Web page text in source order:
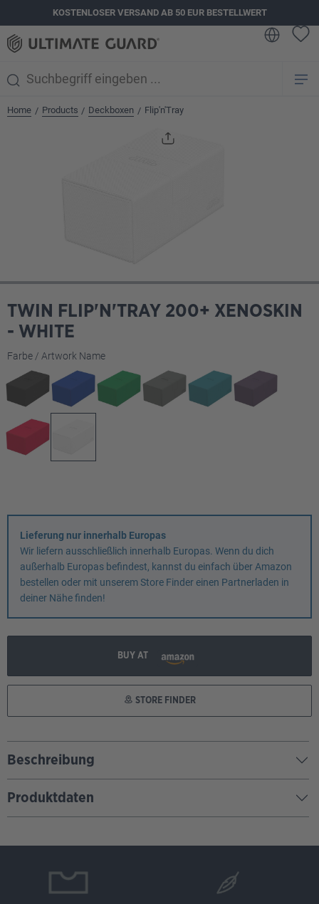
springenKOSTENLOSER VERSAND AB 50 EUR BESTELLWERT
Home / Products / Deckboxen / Flip'n'Tray
TWIN FLIP'N'TRAY 200+ XENOSKIN
- WHITE
Farbe / Artwork Nameauswählen
Lieferung nur innerhalb Europas
Wir liefern ausschließlich innerhalb Europas. Wenn du dich
außerhalb Europas befindest, kannst du einfach über Amazon
bestellen oder mit unserem Store Finder einen Partnerladen in
deiner Nähe finden!
BUY AT
STORE FINDER
Beschreibung
Produktdaten